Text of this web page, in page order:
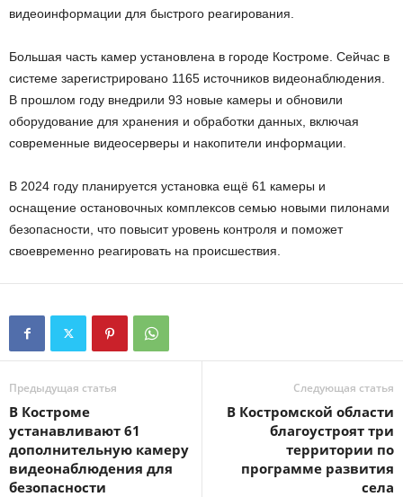
видеоинформации для быстрого реагирования.
Большая часть камер установлена в городе Костроме. Сейчас в
системе зарегистрировано 1165 источников видеонаблюдения.
В прошлом году внедрили 93 новые камеры и обновили
оборудование для хранения и обработки данных, включая
современные видеосерверы и накопители информации.
В 2024 году планируется установка ещё 61 камеры и
оснащение остановочных комплексов семью новыми пилонами
безопасности, что повысит уровень контроля и поможет
своевременно реагировать на происшествия.
Предыдущая статья
В Костроме
устанавливают 61
дополнительную камеру
видеонаблюдения для
безопасности
Следующая статья
В Костромской области
благоустроят три
территории по
программе развития
села